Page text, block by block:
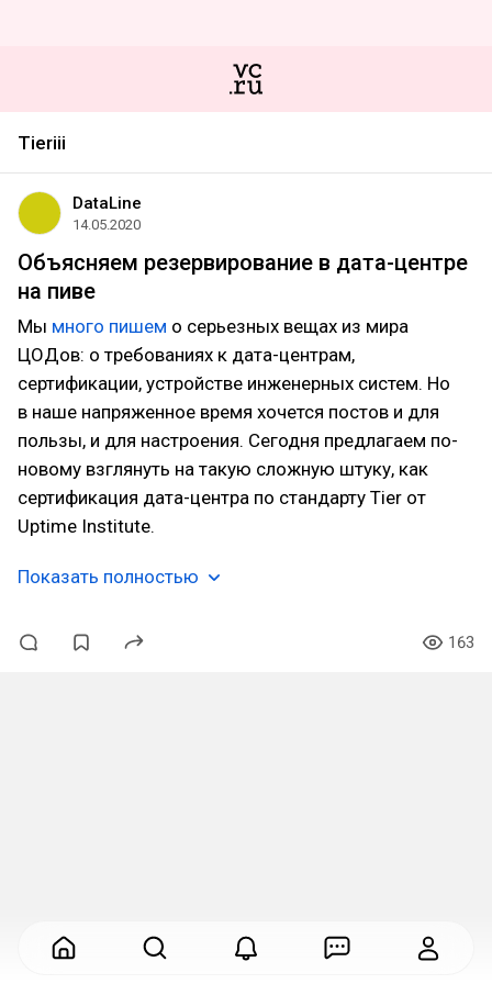
Tieriii
DataLine
14.05.2020
Объясняем резервирование в дата-центре
на пиве
Мы много пишем о серьезных вещах из мира
ЦОДов: о требованиях к дата-центрам,
сертификации, устройстве инженерных систем. Но
в наше напряженное время хочется постов и для
пользы, и для настроения. Сегодня предлагаем по-
новому взглянуть на такую сложную штуку, как
сертификация дата-центра по стандарту Tier от
Uptime Institute.
Показать полностью
163